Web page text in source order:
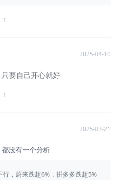
1
2025-04-10
要自己开心就好
1
2025-03-21
没有一个分析
，蔚来跌超6%，拼多多跌超5%